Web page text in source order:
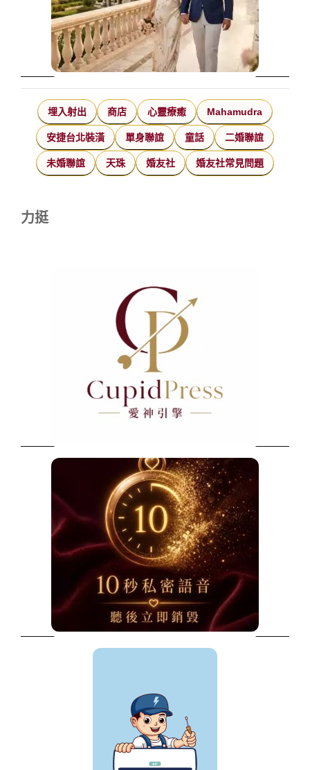
埋入射出 商店 心靈療癒 Mahamudra
安捷台北裝潢 單身聯誼 童話 二婚聯誼
未婚聯誼 天珠 婚友社 婚友社常見問題
力挺